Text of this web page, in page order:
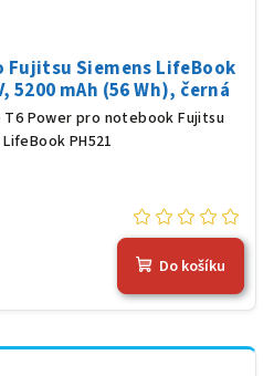
Fujitsu Siemens LifeBook
5200 mAh (56 Wh), černá
Power pro notebook Fujitsu
PH521
Do košíku